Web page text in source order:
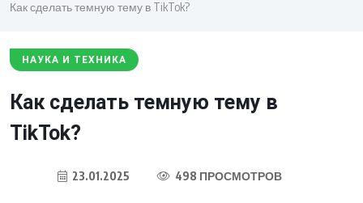
Как сделать темную тему в TikTok?
НАУКА И ТЕХНИКА
Как сделать темную тему в
TikTok?
23.01.2025 498 ПРОСМОТРОВ